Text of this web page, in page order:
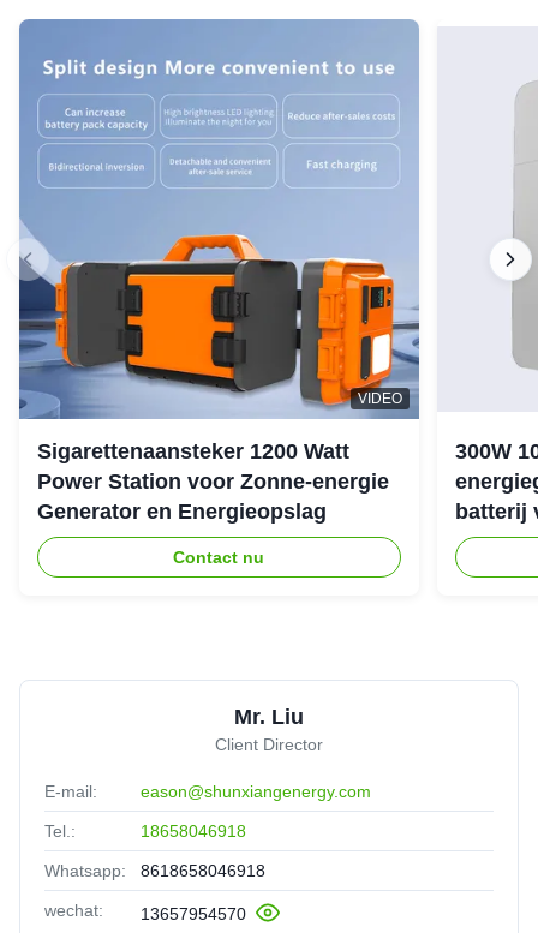
VIDEO
Sigarettenaansteker 1200 Watt
Power Station voor Zonne-energie
Generator en Energieopslag
Contact nu
300W
batterij
Mr. Liu
Client Director
E-mail: eason@shunxiangenergy.com
Tel.: 18658046918
Whatsapp: 8618658046918
wechat: 13657954570